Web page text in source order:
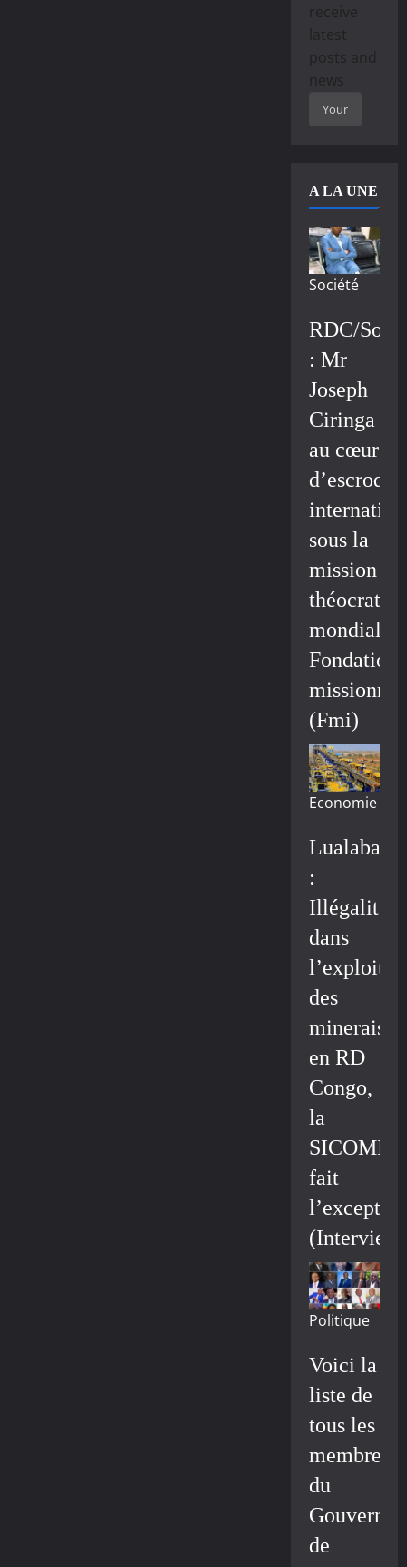
receive
latest
posts and
news
A LA UNE
Société
RDC/
: Mr
Joseph
Ciringa
au cœur
sous la
mission
mondiale/
Fondation
(Fmi)
Economie
Lualaba
:
Illégalité
dans
des
minerais
en RD
Congo,
la
fait
(Interview)
Politique
Voici la
liste de
tous les
membres
du
de